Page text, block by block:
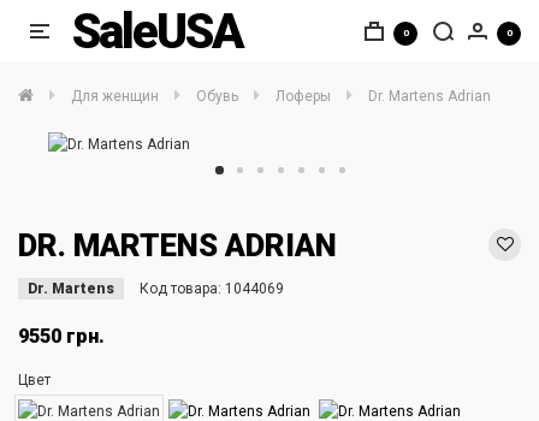
SaleUSA 0 0
Для женщин Обувь Лоферы Dr. Martens Adrian
DR. MARTENS ADRIAN
Dr. Martens Код товара: 1044069
9550 грн.
Цвет